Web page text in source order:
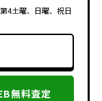
4土曜、日曜、祝日
無料査定